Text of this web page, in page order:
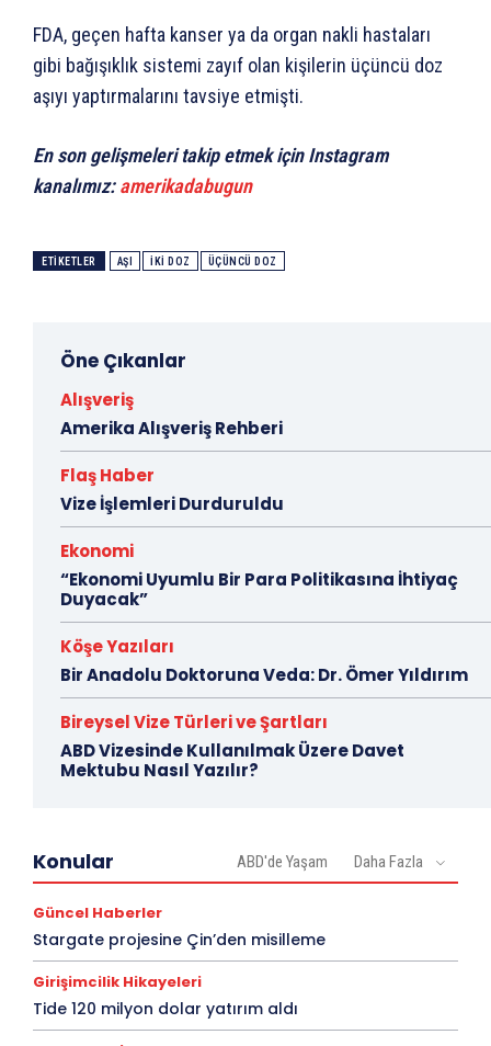
FDA, geçen hafta kanser ya da organ nakli hastaları
gibi bağışıklık sistemi zayıf olan kişilerin üçüncü doz
aşıyı yaptırmalarını tavsiye etmişti. ​​​​​​​
En son gelişmeleri takip etmek için Instagram
kanalımız:amerikadabugun
ETIKETLER AŞI IKI DOZ ÜÇÜNCÜ DOZ
Öne Çıkanlar
Alışveriş
Amerika Alışveriş Rehberi
Flaş Haber
Vize İşlemleri Durduruldu
Ekonomi
“Ekonomi Uyumlu Bir Para Politikasına İhtiyaç
Duyacak”
Köşe Yazıları
Bir Anadolu Doktoruna Veda: Dr. Ömer Yıldırım
Bireysel Vize Türleri ve Şartları
ABD Vizesinde Kullanılmak Üzere Davet
Mektubu Nasıl Yazılır?
Konular ABD'de Yaşam Daha Fazla
Güncel Haberler
Stargate projesine Çin’den misilleme
Girişimcilik Hikayeleri
Tide 120 milyon dolar yatırım aldı